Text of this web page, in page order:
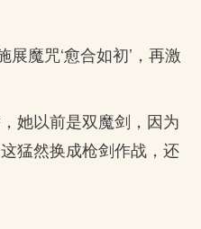
魔咒‘愈合如初’，再激
她以前是双魔剑，因为
猛然换成枪剑作战，还